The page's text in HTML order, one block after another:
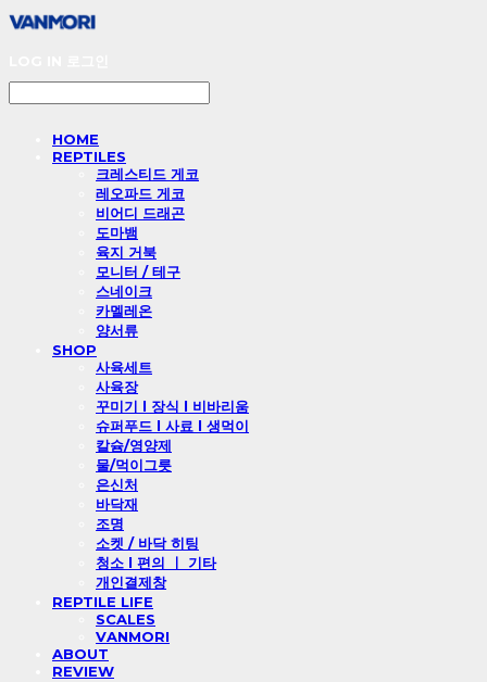
HOME
REPTILES
크레스티드 게코
레오파드 게코
비어디 드래곤
도마뱀
육지 거북
모니터 / 테구
스네이크
카멜레온
양서류
SHOP
사육세트
사육장
꾸미기 l 장식 l 비바리움
슈퍼푸드 l 사료 l 생먹이
칼슘/영양제
물/먹이그릇
은신처
바닥재
조명
소켓 / 바닥 히팅
청소 l 편의 ㅣ 기타
개인결제창
REPTILE LIFE
SCALES
VANMORI
ABOUT
REVIEW